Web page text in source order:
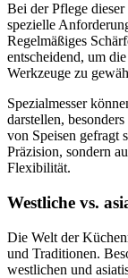
Bei der Pflege dieser
spezielle
Regelmäßiges
entscheidend, um
Werkzeuge zu
Spezialmesser
darstellen,
von Speisen gefragt
Präzision, sondern
Flexibilität.
Westliche vs.
Die Welt der
und Traditionen.
westlichen und